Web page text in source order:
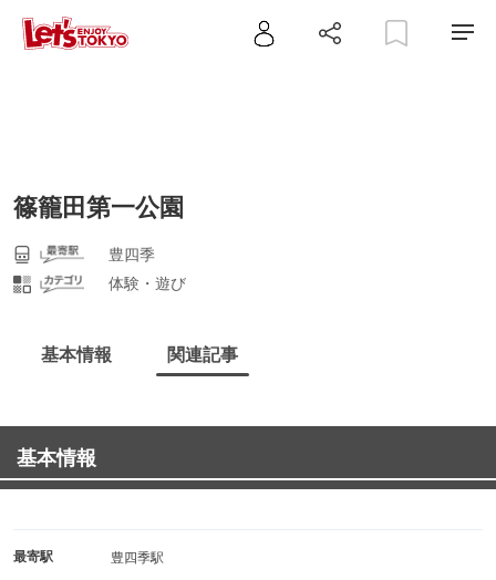
篠籠田第一公園
豊四季
体験・遊び
基本情報 関連記事
基本情報
最寄駅 豊四季駅